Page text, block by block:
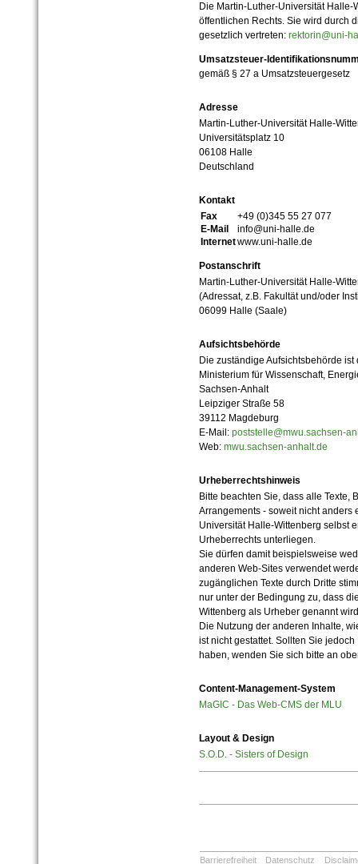
Die Martin-Luther-Universität
öffentlichen Rechts. Sie wird durch
gesetzlich vertreten: rektorin@uni-
Umsatzsteuer-
gemäß § 27 a Umsatzsteuergesetz
Adresse
Martin-Luther-Universität Halle-
Universitätsplatz 10
06108 Halle
Deutschland
Kontakt
Fax
+49 (0)345 55 27 077
E-Mail
info@uni-halle.de
Internetwww.uni-halle.de
Postanschrift
Martin-Luther-Universität Halle-
(Adressat, z.B. Fakultät und/oder
06099 Halle (Saale)
Aufsichtsbehörde
Die zuständige Aufsichtsbehörde ist
Ministerium für Wissenschaft,
Sachsen-Anhalt
Leipziger Straße 58
39112 Magdeburg
E-Mail: poststelle@mwu.sachsen-
Web: mwu.sachsen-anhalt.de
Urheberrechtshinweis
Bitte beachten Sie, dass alle Texte,
Arrangements - soweit nicht anders
Universität Halle-Wittenberg selbst
Urheberrechts unterliegen.
Sie dürfen damit beispielsweise
anderen Web-Sites verwendet
zugänglichen Texte durch Dritte
nur unter der Bedingung zu, dass
Wittenberg als Urheber genannt
Die Nutzung der anderen Inhalte,
ist nicht gestattet. Sollten Sie
haben, wenden Sie sich bitte an
Content-Management-System
MaGIC - Das Web-CMS der MLU
Layout & Design
S.O.D. - Sisters of Design
Barrierefreiheit Datenschutz